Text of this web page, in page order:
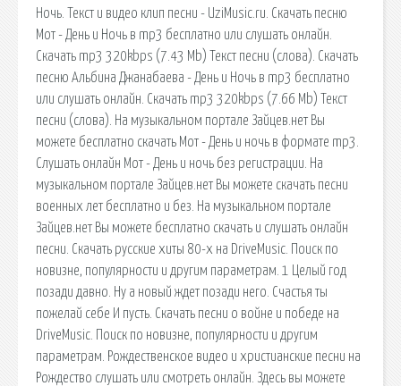
Ночь. Текст и видео клип песни - UziMusic.ru. Скачать песню
Мот - День и Ночь в mp3 бесплатно или слушать онлайн.
Скачать mp3 320kbps (7.43 Mb) Текст песни (слова). Скачать
песню Альбина Джанабаева - День и Ночь в mp3 бесплатно
или слушать онлайн. Скачать mp3 320kbps (7.66 Mb) Текст
песни (слова). На музыкальном портале Зайцев.нет Вы
можете бесплатно скачать Мот - День и ночь в формате mp3.
Слушать онлайн Мот - День и ночь без регистрации. На
музыкальном портале Зайцев.нет Вы можете скачать песни
военных лет бесплатно и без. На музыкальном портале
Зайцев.нет Вы можете бесплатно скачать и слушать онлайн
песни. Скачать русские хиты 80-х на DriveMusic. Поиск по
новизне, популярности и другим параметрам. 1 Целый год
позади давно. Ну а новый ждет позади него. Счастья ты
пожелай себе И пусть. Скачать песни о войне и победе на
DriveMusic. Поиск по новизне, популярности и другим
параметрам. Рождественское видео и христианские песни на
Рождество слушать или смотреть онлайн. Здесь вы можете